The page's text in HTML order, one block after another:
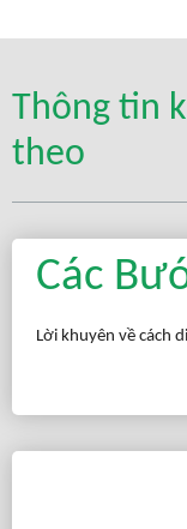
Thông tin
theo
Các
Lời khuyên về cách